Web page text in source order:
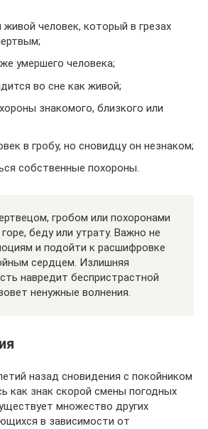
живой человек, который в грезах
умершего человека;
во сне как живой;
знакомого, близкого или
в гробу, но сновидцу он незнаком;
собственные похороны.
гробом или похоронами
беду или утрату. Важно не
и подойти к расшифровке
сердцем. Излишняя
навредит беспристрастной
ненужные волнения.
назад сновидения с покойником
как знак скорой смены погодных
множество других
в зависимости от